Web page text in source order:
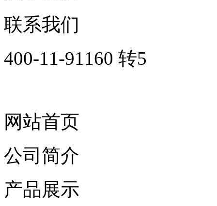
联系我们
400-11-91160 转5
网站首页
公司简介
产品展示